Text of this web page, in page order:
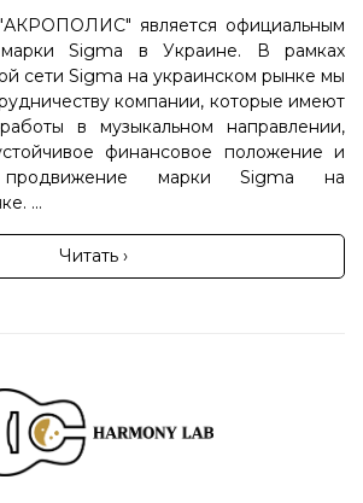
является официальным
марки Sigma в Украине. В рамках
сети Sigma на украинском рынке мы
компании, которые имеют
в музыкальном направлении,
финансовое положение и
марки Sigma на
...
Читать ›